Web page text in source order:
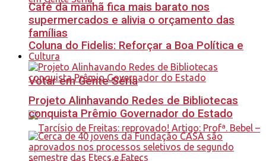
Coluna do Fidelis: Reforçar a Boa Política e
Votar em Gente Séria
Café da manhã fica mais barato nos
supermercados e alivia o orçamento das
famílias
Cultura
Projeto Alinhavando Redes de Bibliotecas
conquista Prêmio Governador do Estado